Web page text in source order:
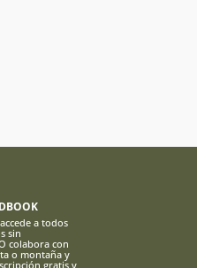
a todos
sin
colabora con
o montaña y
gratis y